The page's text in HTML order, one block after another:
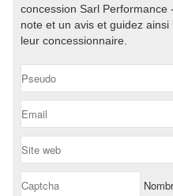
concession Sarl Performance
note et un avis et guidez
leur concessionnaire.